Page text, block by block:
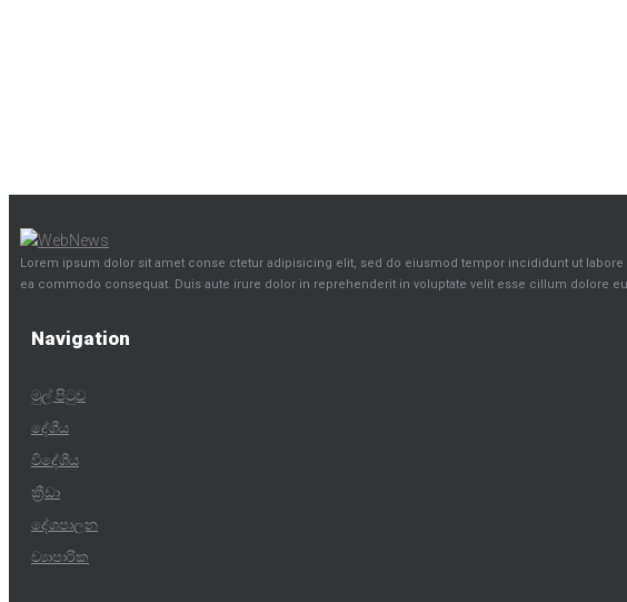
Lorem ipsum dolor sit amet conse ctetur adipisicing elit, sed do eiusmod tempor incididunt ut
ea commodo consequat. Duis aute irure dolor in reprehenderit in voluptate velit esse cillum dolore
Navigation
මුල් පිටුව
දේශීය
විදේශීය
ක්‍රීඩා
දේශපාලන
ව්‍යාපාරික